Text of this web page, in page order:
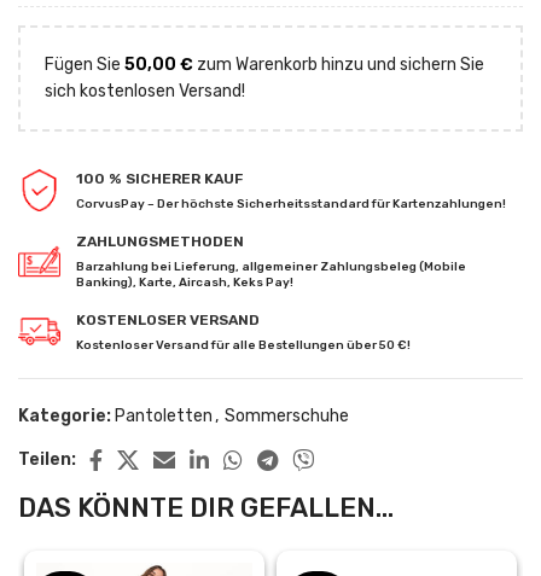
Fügen Sie 50,00 € zum Warenkorb hinzu und sichern Sie
sich kostenlosen Versand!
100 % SICHERER KAUF
CorvusPay – Der höchste Sicherheitsstandard für Kartenzahlungen!
ZAHLUNGSMETHODEN
Barzahlung bei Lieferung, allgemeiner Zahlungsbeleg (Mobile
Banking), Karte, Aircash, Keks Pay!
KOSTENLOSER VERSAND
Kostenloser Versand für alle Bestellungen über 50 €!
Kategorie: Pantoletten, Sommerschuhe
Teilen:
DAS KÖNNTE DIR GEFALLEN...